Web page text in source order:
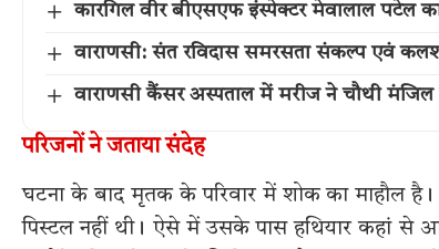
कारगिल वीर बीएसएफ इंस्पेक्टर मेवालाल पटेल
वाराणसी: संत रविदास समरसता संकल्प एवं
वाराणसी कैंसर अस्पताल में मरीज ने चौथी
परिजनों ने जताया संदेह
घटना के बाद मृतक के परिवार में शोक का माहौल
पिस्टल नहीं थी। ऐसे में उसके पास हथियार कहां से